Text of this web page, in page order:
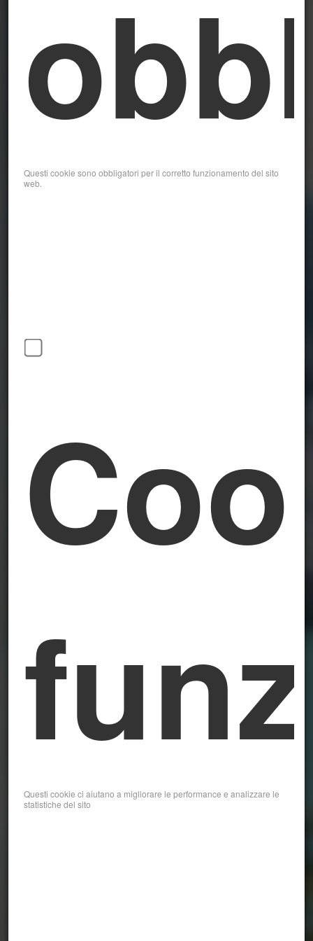
Questi cookie sono obbligatori per il corretto funzionamento del sito
web.
Questi cookie ci aiutano a migliorare le performance e analizzare le
statistiche del sito